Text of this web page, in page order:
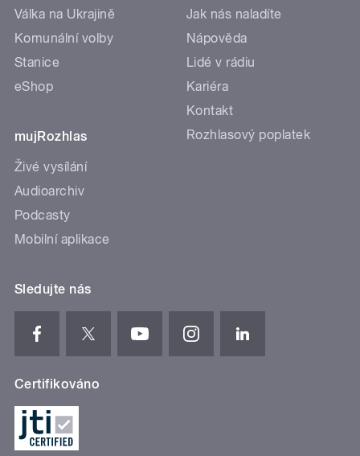
Válka na Ukrajině
Komunální volby
Stanice
eShop
mujRozhlas
Živé vysílání
Audioarchiv
Podcasty
Mobilní aplikace
Jak nás naladíte
Nápověda
Lidé v rádiu
Kariéra
Kontakt
Rozhlasový poplatek
Sledujte nás
Certifikováno